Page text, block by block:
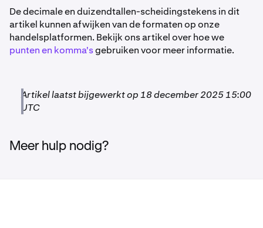
Alle waarden staan in de betreffende cryptocurrency,
niet in percentages.
*Momenteel worden twee versies van USDC
***AVT, GENS, PICA, OTP, SXP en WETH zijn
momenteel alleen beschikbaar voor stortingen en
Financierings- en tradekosten kunnen ook van
Amerikaanse dollar
5 USD
5 GBP
10 AUD
De decimale en duizendtallen-scheidingstekens in dit
artikel kunnen afwijken van de formaten op onze
handelsplatformen. Bekijk ons artikel over hoe we
punten en komma'sgebruiken voor meer informatie.
Artikel laatst bijgewerkt op 18 december 2025 15:00
UTC
Meer hulp nodig?